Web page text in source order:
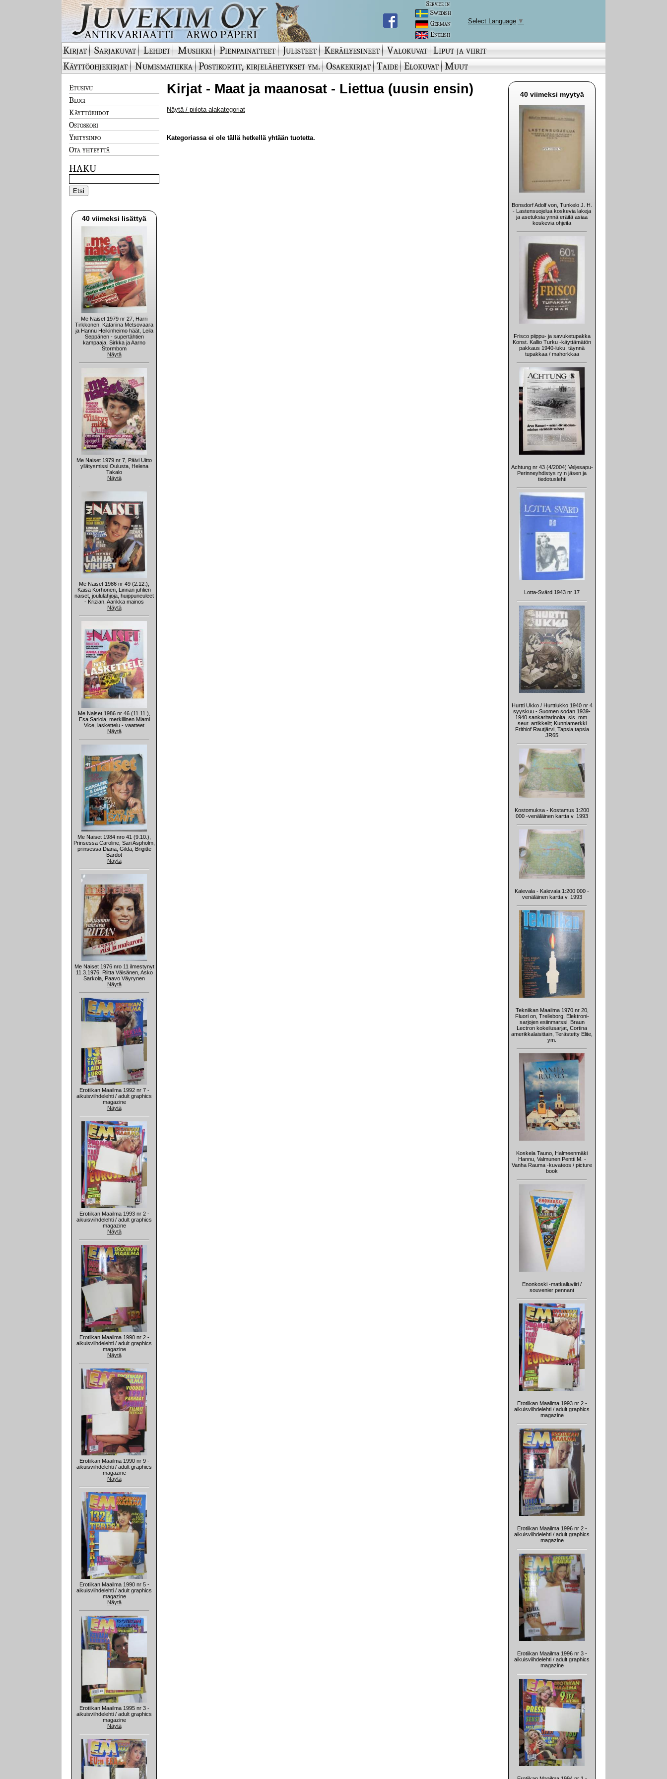
Service in
Swedish
German
English
Select Language ▼
Kirjat Sarjakuvat Lehdet Musiikki Pienpainatteet Julisteet Keräilyesineet Valokuvat Liput ja viirit
Käyttöohjekirjat
Numismatiikka Postikortit, kirjelähetykset ym. Osakekirjat Taide Elokuvat Muut
Etusivu
Blogi
Käyttöehdot
Ostoskori
Yritysinfo
Ota yhteyttä
HAKU
40 viimeksi lisättyä
Me Naiset 1979 nr 27, Harri
Tirkkonen, Katariina Metsovaara
ja Hannu Heikinheimo häät, Leila
Seppänen - supertähtien
kampaaja, Sirkka ja Aarno
Stormbom
Näytä
Me Naiset 1979 nr 7, Päivi Uitto
yllätysmissi Oulusta, Helena
Takalo
Näytä
Me Naiset 1986 nr 49 (2.12.),
Kaisa Korhonen, Linnan juhlien
naiset, joululahjoja, huippuneuleet
- Krizian, Aarikka mainos
Näytä
Me Naiset 1986 nr 46 (11.11.),
Esa Sariola, merkillinen Miami
Vice, laskettelu - vaatteet
Näytä
Me Naiset 1984 nro 41 (9.10.),
Prinsessa Caroline, Sari Aspholm,
prinsessa Diana, Gilda, Brigitte
Bardot
Näytä
Me Naiset 1976 nro 11 ilmestynyt
11.3.1976, Riitta Väisänen, Asko
Sarkola, Paavo Väyrynen
Näytä
Erotiikan Maailma 1992 nr 7 -
aikuisviihdelehti / adult graphics
magazine
Näytä
Erotiikan Maailma 1993 nr 2 -
aikuisviihdelehti / adult graphics
magazine
Näytä
Erotiikan Maailma 1990 nr 2 -
aikuisviihdelehti / adult graphics
magazine
Näytä
Erotiikan Maailma 1990 nr 9 -
aikuisviihdelehti / adult graphics
magazine
Näytä
Erotiikan Maailma 1990 nr 5 -
aikuisviihdelehti / adult graphics
magazine
Näytä
Erotiikan Maailma 1995 nr 3 -
aikuisviihdelehti / adult graphics
magazine
Näytä
Kirjat - Maat ja maanosat - Liettua (uusin ensin)
Näytä / piilota alakategoriat
Kategoriassa ei ole tällä hetkellä yhtään tuotetta.
40 viimeksi myytyä
Bonsdorf Adolf von, Tunkelo J. H.
- Lastensuojelua koskevia lakeja
ja asetuksia ynnä eräitä asiaa
koskevia ohjeita
Frisco piippu- ja savuketupakka
Konst. Kallio Turku -käyttämätön
pakkaus 1940-luku, täynnä
tupakkaa / mahorkkaa
Achtung nr 43 (4/2004) Veljesapu-
Perinneyhdistys ry:n jäsen ja
tiedotuslehti
Lotta-Svärd 1943 nr 17
Hurtti Ukko / Hurttiukko 1940 nr 4
syyskuu - Suomen sodan 1939-
1940 sankaritarinoita, sis. mm.
seur. artikkelit; Kunniamerkki
Frithiof Rautjärvi, Tapsia,tapsia
JR65
Kostomuksa - Kostamus 1:200
000 -venäläinen kartta v. 1993
Kalevala - Kalevala 1:200 000 -
venäläinen kartta v. 1993
Tekniikan Maailma 1970 nr 20,
Fluori on, Trelleborg, Elektroni-
sarjojen esiinmarssi, Braun
Lectron kokeilusarjat, Cortina
amerikkalaisittain, Terästetty Elite,
ym.
Koskela Tauno, Halmeenmäki
Hannu, Valmunen Pentti M. -
Vanha Rauma -kuvateos / picture
book
Enonkoski -matkailuviiri /
souvenier pennant
Erotiikan Maailma 1993 nr 2 -
aikuisviihdelehti / adult graphics
magazine
Erotiikan Maailma 1996 nr 2 -
aikuisviihdelehti / adult graphics
magazine
Erotiikan Maailma 1996 nr 3 -
aikuisviihdelehti / adult graphics
magazine